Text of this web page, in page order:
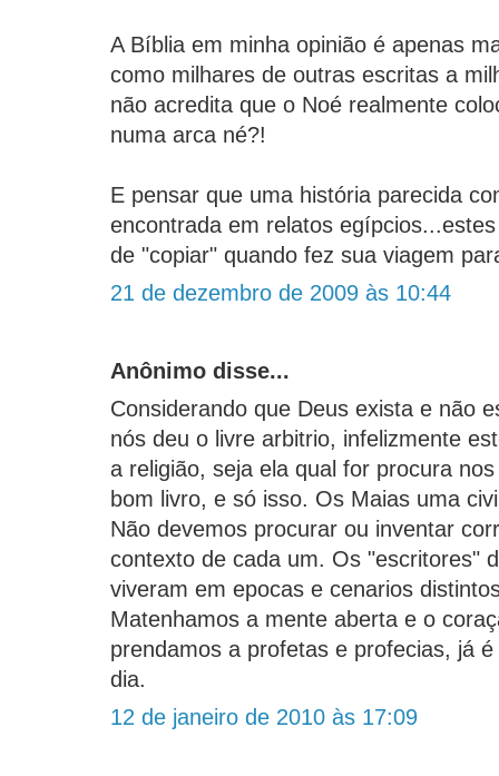
A Bíblia em minha opinião é apenas
como milhares de outras escritas a
não acredita que o Noé realmente
numa arca né?!
E pensar que uma história parecida
encontrada em relatos
de "copiar" quando fez sua viagem
21 de dezembro de 2009 às 10:44
Anônimo disse...
Considerando que Deus exista e não
nós deu o livre arbitrio, infelizmente
a religião, seja ela qual for procura
bom livro, e só isso. Os Maias uma
Não devemos procurar ou inventar
contexto de cada um. Os "escritores"
viveram em epocas e cenarios
Matenhamos a mente aberta e o
prendamos a profetas e profecias, já
dia.
12 de janeiro de 2010 às 17:09